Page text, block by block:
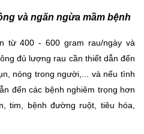
và ngăn ngừa mầm bệnh
từ 400 - 600 gram rau/ngày và
đủ lượng rau cần thiết dẫn đến
nóng trong người,... và nếu tình
đến các bệnh nghiêm trọng hơn
tim, bệnh đường ruột, tiêu hóa,